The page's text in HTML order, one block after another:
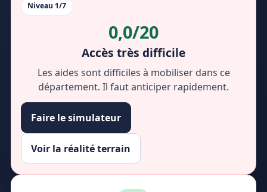
Niveau 1/7
0,0/20
Accès très difficile
Les aides sont difficiles à mobiliser dans ce
département. Il faut anticiper rapidement.
Faire le simulateur
Voir la réalité terrain